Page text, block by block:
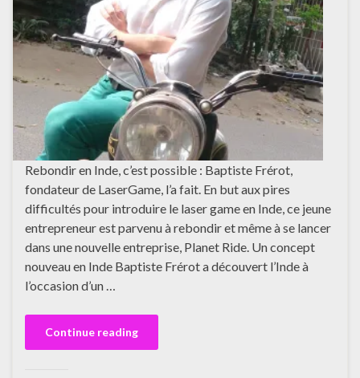
Rebondir en Inde, c’est possible : Baptiste Frérot,
fondateur de LaserGame, l’a fait. En but aux pires
difficultés pour introduire le laser game en Inde, ce jeune
entrepreneur est parvenu à rebondir et même à se lancer
dans une nouvelle entreprise, Planet Ride. Un concept
nouveau en Inde Baptiste Frérot a découvert l’Inde à
l’occasion d’un …
Continue reading